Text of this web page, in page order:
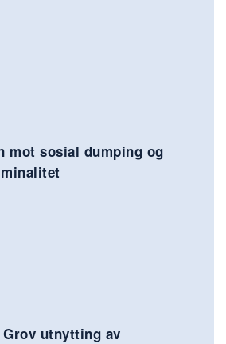
mot sosial dumping og
utnytting av